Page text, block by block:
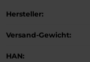
Hersteller:
Versand-Gewicht:
HAN: